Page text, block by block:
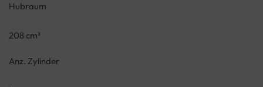
Hubraum
208 cm³
Anz. Zylinder